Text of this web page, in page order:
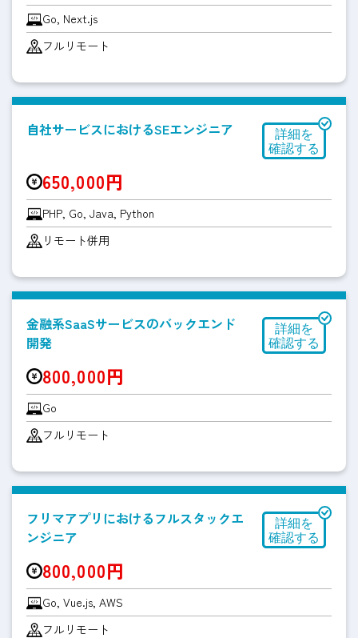
Go, Next.js
フルリモート
自社サービスにおけるSEエンジニア
650,000円
PHP, Go, Java, Python
リモート併用
金融系SaaSサービスのバックエンド
開発
800,000円
Go
フルリモート
フリマアプリにおけるフルスタックエ
ンジニア
800,000円
Go, Vue.js, AWS
フルリモート